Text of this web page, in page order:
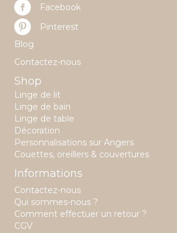
Facebook
Pinterest
Blog
Contactez-nous
Shop
Linge de lit
Linge de bain
Linge de table
Décoration
Personnalisations sur Angers
Couettes, oreillers & couvertures
Informations
Contactez-nous
Qui sommes-nous ?
Comment effectuer un retour ?
CGV